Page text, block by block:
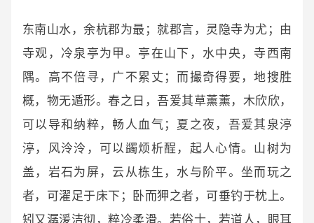
东南山水，余杭郡为最；就郡言，灵隐寺为尤；由
寺观，冷泉亭为甲。亭在山下，水中央，寺西南
隅。高不倍寻，广不累丈；而撮奇得要，地搜胜
概，物无遁形。春之日，吾爱其草薰薰，木欣欣，
可以导和纳粹，畅人血气；夏之夜，吾爱其泉渟
渟，风泠泠，可以蠲烦析酲，起人心情。山树为
盖，岩石为屏，云从栋生，水与阶平。坐而玩之
者，可濯足于床下；卧而狎之者，可垂钓于枕上。
矧又潺湲洁彻，粹冷柔滑。若俗士，若道人，眼耳